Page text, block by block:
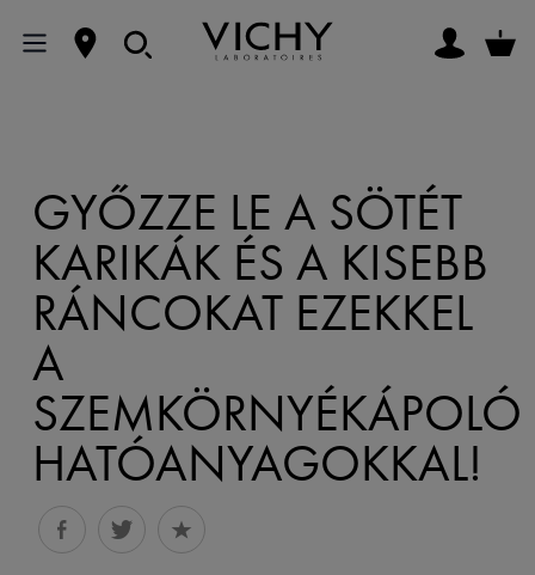
GYŐZZE LE A SÖTÉT
KARIKÁK ÉS A KISEBB
RÁNCOKAT EZEKKEL
A
SZEMKÖRNYÉKÁPOLÓ
HATÓANYAGOKKAL!